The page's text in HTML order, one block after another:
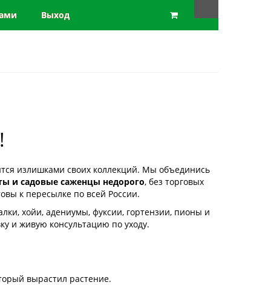
Выход
излишками своих коллекций. Мы объединись
и садовые саженцы недорого, без торговых
к пересылке по всей России.
хойи, адениумы, фуксии, гортензии, пионы и
и живую консультацию по уходу.
вырастил растение.